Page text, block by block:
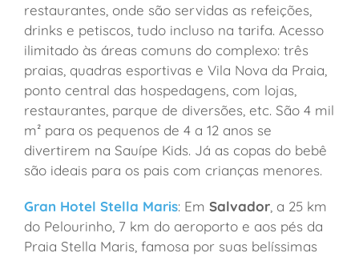
restaurantes, onde são servidas as refeições,
drinks e petiscos, tudo incluso na tarifa. Acesso
ilimitado às áreas comuns do complexo: três
praias, quadras esportivas e Vila Nova da Praia,
ponto central das hospedagens, com lojas,
restaurantes, parque de diversões, etc. São 4 mil
m² para os pequenos de 4 a 12 anos se
divertirem na Sauípe Kids. Já as copas do bebê
são ideais para os pais com crianças menores.
Gran Hotel Stella Maris: Em Salvador, a 25 km
do Pelourinho, 7 km do aeroporto e aos pés da
Praia Stella Maris, famosa por suas belíssimas